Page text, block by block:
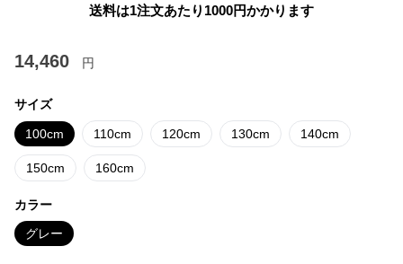
送料は1注文あたり 1000円かかります
14,460 円
サイズ
100cm 110cm 120cm 130cm 140cm
150cm 160cm
カラー
グレー